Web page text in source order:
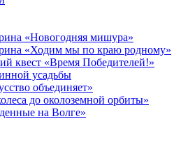
«Новогодняя мишура»
«Ходим мы по краю родному»
квест «Время Победителей!»
усадьбы
объединяет»
до околоземной орбиты»
на Волге»